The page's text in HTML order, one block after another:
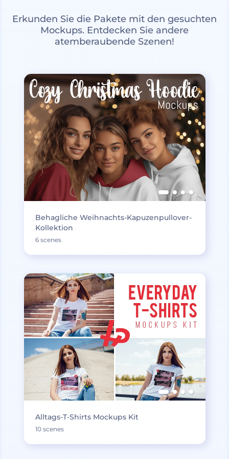
Erkunden Sie die Pakete mit den gesuchten
Mockups. Entdecken Sie andere
atemberaubende Szenen!
Behagliche Weihnachts-Kapuzenpullover-
Kollektion
6 scenes
Alltags-T-Shirts Mockups Kit
10 scenes